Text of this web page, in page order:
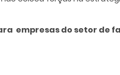
empresas do setor de